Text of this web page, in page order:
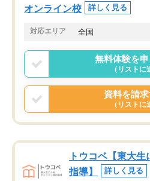
オンライン校 詳しく見る
対応エリア 全国
無料体験を
（リストに
資料を請
（リストに
トウコベ【東大
指導】
詳しく見る